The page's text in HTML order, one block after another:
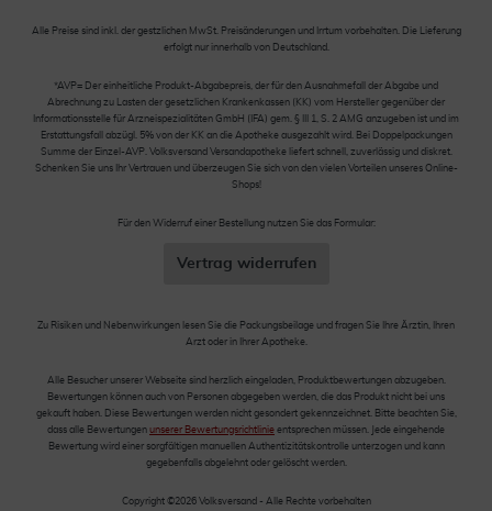
Alle Preise sind inkl. der gestzlichen MwSt. Preisänderungen und Irrtum vorbehalten. Die Lieferung
erfolgt nur innerhalb von Deutschland.
*AVP= Der einheitliche Produkt-Abgabepreis, der für den Ausnahmefall der Abgabe und
Abrechnung zu Lasten der gesetzlichen Krankenkassen (KK) vom Hersteller gegenüber der
Informationsstelle für Arzneispezialitäten GmbH (IFA) gem. § III 1, S. 2 AMG anzugeben ist und im
Erstattungsfall abzügl. 5% von der KK an die Apotheke ausgezahlt wird. Bei Doppelpackungen
Summe der Einzel-AVP. Volksversand Versandapotheke liefert schnell, zuverlässig und diskret.
Schenken Sie uns Ihr Vertrauen und überzeugen Sie sich von den vielen Vorteilen unseres Online-
Shops!
Für den Widerruf einer Bestellung nutzen Sie das Formular:
Vertrag widerrufen
Zu Risiken und Nebenwirkungen lesen Sie die Packungsbeilage und fragen Sie Ihre Ärztin, Ihren
Arzt oder in Ihrer Apotheke.
Alle Besucher unserer Webseite sind herzlich eingeladen, Produktbewertungen abzugeben.
Bewertungen können auch von Personen abgegeben werden, die das Produkt nicht bei uns
gekauft haben. Diese Bewertungen werden nicht gesondert gekennzeichnet. Bitte beachten Sie,
dass alle Bewertungen unserer Bewertungsrichtlinie entsprechen müssen. Jede eingehende
Bewertung wird einer sorgfältigen manuellen Authentizitätskontrolle unterzogen und kann
gegebenfalls abgelehnt oder gelöscht werden.
Copyright ©2026 Volksversand - Alle Rechte vorbehalten